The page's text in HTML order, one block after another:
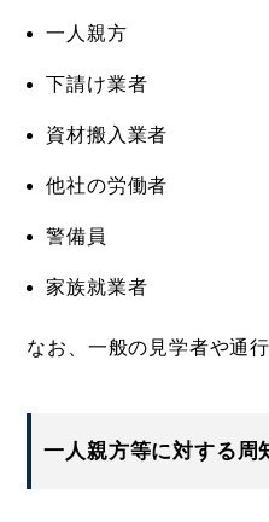
一人親方
下請け業者
資材搬入業者
他社の労働者
警備員
家族就業者
なお、一般の見学者や通
一人親方等に対する周